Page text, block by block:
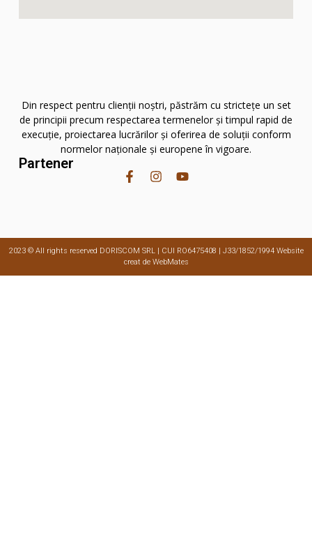
Din respect pentru clienţii noştri, păstrăm cu stricteţe un set
de principii precum respectarea termenelor şi timpul rapid de
execuţie, proiectarea lucrărilor şi oferirea de soluţii conform
normelor naţionale şi europene în vigoare.
Partener
2023 © All rights reserved DORISCOM SRL | CUI RO6475408 | J33/1852/1994 Website
creat de WebMates